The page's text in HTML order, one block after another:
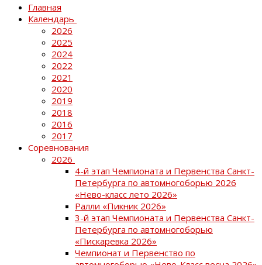
Главная
Календарь
2026
2025
2024
2022
2021
2020
2019
2018
2016
2017
Соревнования
2026
4-й этап Чемпионата и Первенства Санкт-
Петербурга по автомногоборью 2026
«Нево-класс лето 2026»
Ралли «Пикник 2026»
3-й этап Чемпионата и Первенства Санкт-
Петербурга по автомногоборью
«Пискаревка 2026»
Чемпионат и Первенство по